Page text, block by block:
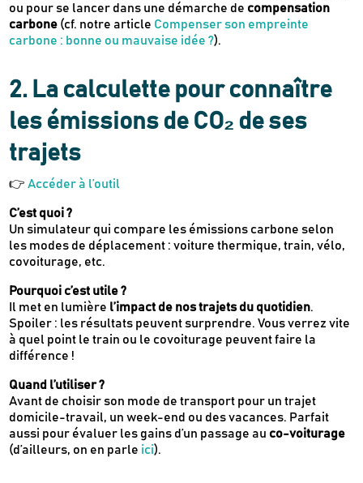
ou pour se lancer dans une démarche de compensation
carbone (cf. notre article Compenser son empreinte
carbone : bonne ou mauvaise idée ?).
2. La calculette pour connaître
les émissions de CO₂ de ses
trajets
👉Accéder à l’outil
C’est quoi ?
Un simulateur qui compare les émissions carbone selon
les modes de déplacement : voiture thermique, train, vélo,
covoiturage, etc.
Pourquoi c’est utile ?
Il met en lumière l’impact de nos trajets du quotidien.
Spoiler : les résultats peuvent surprendre. Vous verrez vite
à quel point le train ou le covoiturage peuvent faire la
différence !
Quand l’utiliser ?
Avant de choisir son mode de transport pour un trajet
domicile-travail, un week-end ou des vacances. Parfait
aussi pour évaluer les gains d’un passage au co-voiturage
(d’ailleurs, on en parle ici).